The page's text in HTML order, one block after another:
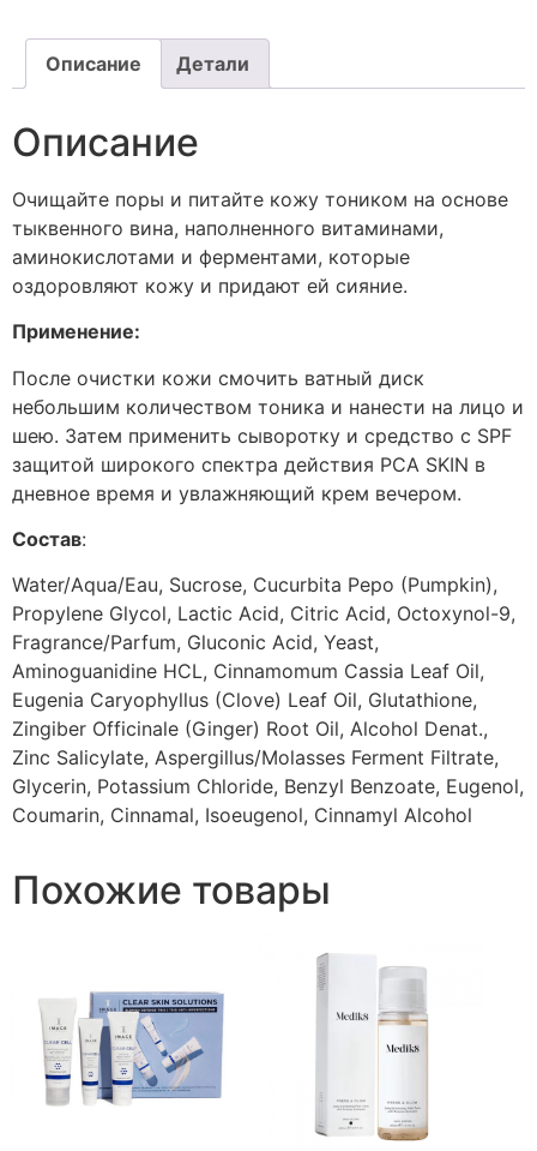
Описание Детали
Описание
Очищайте поры и питайте кожу тоником на основе
тыквенного вина, наполненного витаминами,
аминокислотами и ферментами, которые
оздоровляют кожу и придают ей сияние.
Применение:
После очистки кожи смочить ватный диск
небольшим количеством тоника и нанести на лицо и
шею. Затем применить сыворотку и средство с SPF
защитой широкого спектра действия PCA SKIN в
дневное время и увлажняющий крем вечером.
Состав:
Water/Aqua/Eau, Sucrose, Cucurbita Pepo (Pumpkin),
Propylene Glycol, Lactic Acid, Citric Acid, Octoxynol-9,
Fragrance/Parfum, Gluconic Acid, Yeast,
Aminoguanidine HCL, Cinnamomum Cassia Leaf Oil,
Eugenia Caryophyllus (Clove) Leaf Oil, Glutathione,
Zingiber Officinale (Ginger) Root Oil, Alcohol Denat.,
Zinc Salicylate, Aspergillus/Molasses Ferment Filtrate,
Glycerin, Potassium Chloride, Benzyl Benzoate, Eugenol,
Coumarin, Cinnamal, Isoeugenol, Cinnamyl Alcohol
Похожие товары